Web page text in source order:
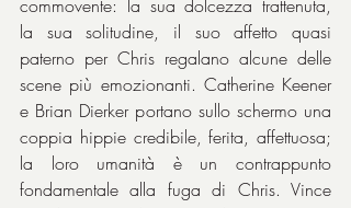
commovente: la sua dolcezza trattenuta,
la sua solitudine, il suo affetto quasi
paterno per Chris regalano alcune delle
scene più emozionanti. Catherine Keener
e Brian Dierker portano sullo schermo una
coppia hippie credibile, ferita, affettuosa;
la loro umanità è un contrappunto
fondamentale alla fuga di Chris. Vince